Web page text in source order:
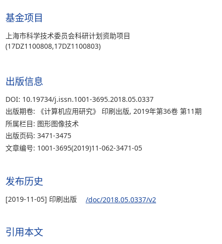
基金项目
上海市科学技术委员会科研计划资助项目
(17DZ1100808,17DZ1100803)
出版信息
DOI: 10.19734/j.issn.1001-3695.2018.05.0337
出版期卷: 《计算机应用研究》 印刷出版, 2019年第36卷 第11期
所属栏目: 图形图像技术
出版页码: 3471-3475
文章编号: 1001-3695(2019)11-062-3471-05
发布历史
[2019-11-05] 印刷出版 /doc/2018.05.0337/v2
引用本文